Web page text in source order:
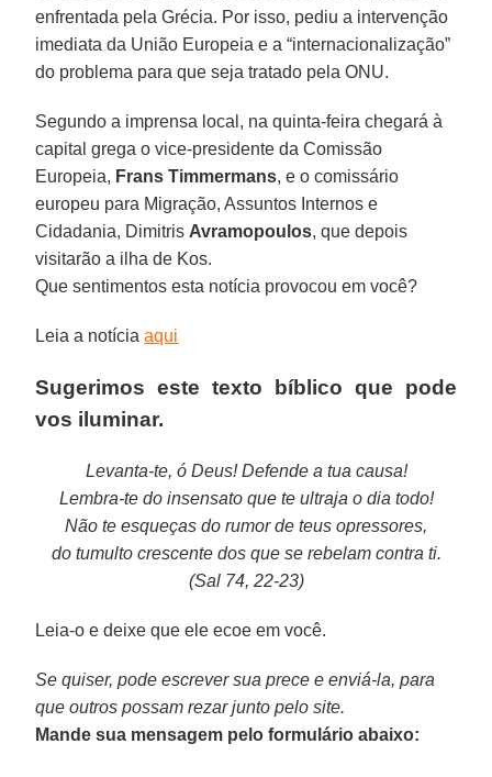
enfrentada pela Grécia. Por isso, pediu a intervenção
imediata da União Europeia e a “internacionalização”
do problema para que seja tratado pela ONU.
Segundo a imprensa local, na quinta-feira chegará à
capital grega o vice-presidente da Comissão
Europeia, Frans Timmermans, e o comissário
europeu para Migração, Assuntos Internos e
Cidadania, Dimitris Avramopoulos, que depois
visitarão a ilha de Kos.
Que sentimentos esta notícia provocou em você?
Leia a notíciaaqui
Sugerimos este texto bíblico que pode
vos iluminar.
Levanta-te, ó Deus! Defende a tua causa!
Lembra-te do insensato que te ultraja o dia todo!
Não te esqueças do rumor de teus opressores,
do tumulto crescente dos que se rebelam contra ti.
(Sal 74, 22-23)
Leia-o e deixe que ele ecoe em você.
Se quiser, pode escrever sua prece e enviá-la, para
que outros possam rezar junto pelo site.
Mande sua mensagem pelo formulário abaixo: